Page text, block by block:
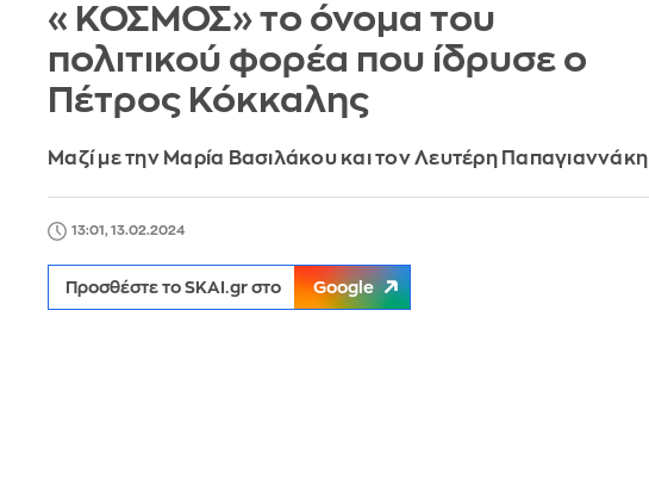
«ΚΟΣΜΟΣ» το όνομα του
πολιτικού φορέα που ίδρυσε ο
Πέτρος Κόκκαλης
Μαζί με την Μαρία Βασιλάκου και τον Λευτέρη Παπαγιαννάκη
13:01, 13.02.2024
Προσθέστε το SKAI.gr στο Google